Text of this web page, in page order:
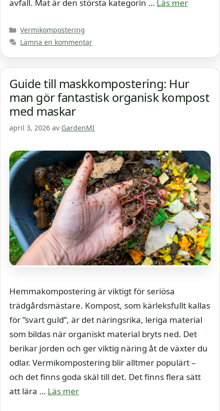
avfall. Mat är den största kategorin … Läs mer
Kategorier
Vermikompostering
Lämna en kommentar
Guide till maskkompostering: Hur
man gör fantastisk organisk kompost
med maskar
april 3, 2026 av GardenMI
Hemmakompostering är viktigt för seriösa
trädgårdsmästare. Kompost, som kärleksfullt kallas
för ”svart guld”, är det näringsrika, leriga material
som bildas när organiskt material bryts ned. Det
berikar jorden och ger viktig näring åt de växter du
odlar. Vermikompostering blir alltmer populärt –
och det finns goda skäl till det. Det finns flera sätt
att lära … Läs mer